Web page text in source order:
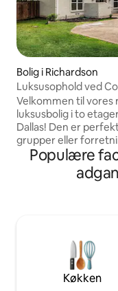
Bolig i Richardson
Luksusophold ved
soveværelser | 2
Velkommen til vores
luksusbolig i to
Dallas! Den er perfekt til familier,
grupper eller
tilbyder fire
suiter med kingsize-
soveværelse med
Oplev stier, et
og basketballbaner
Tæt på butikker,
attraktioner, det er
Populære
Køkken